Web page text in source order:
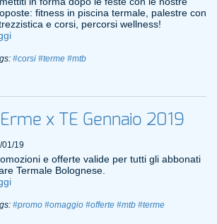
fitness in piscina termale, palestre con
e corsi, percorsi wellness!
#corsi #terme #mtb
x TE Gennaio 2019
01/19
e offerte valide per tutti gli abbonati
Termale Bolognese.
#promo #omaggio #offerte #mtb #terme